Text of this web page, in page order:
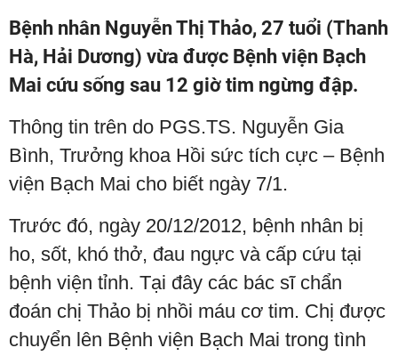
Bệnh nhân Nguyễn Thị Thảo, 27 tuổi (Thanh
Hà, Hải Dương) vừa được Bệnh viện Bạch
Mai cứu sống sau 12 giờ tim ngừng đập.
Thông tin trên do PGS.TS. Nguyễn Gia
Bình, Trưởng khoa Hồi sức tích cực – Bệnh
viện Bạch Mai cho biết ngày 7/1.
Trước đó, ngày 20/12/2012, bệnh nhân bị
ho, sốt, khó thở, đau ngực và cấp cứu tại
bệnh viện tỉnh. Tại đây các bác sĩ chẩn
đoán chị Thảo bị nhồi máu cơ tim. Chị được
chuyển lên Bệnh viện Bạch Mai trong tình